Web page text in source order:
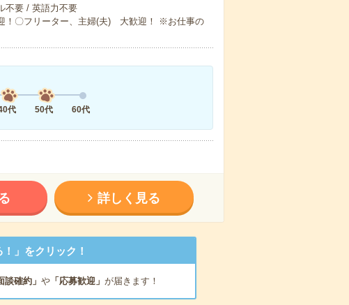
不要 / 英語力不要
！〇フリーター、主婦(夫) 大歓迎！ ※お仕事の
代 50代 60代
詳しく見る
」をクリック！
談確約」 や「応募歓迎」 が届きます！